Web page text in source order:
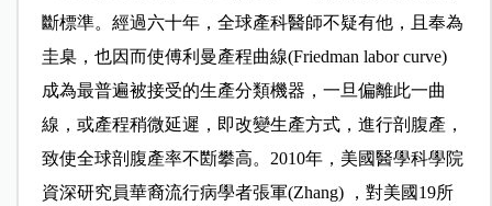
斷標準。經過六十年，全球產科醫師不疑有他，且奉為
圭臬，也因而使傅利曼產程曲線(Friedman labor curve)
成為最普遍被接受的生產分類機器，一旦偏離此一曲
線，或產程稍微延遲，即改變生產方式，進行剖腹產，
致使全球剖腹產率不㫁攀高。2010年，美國醫學科學院
資深研究員華裔流行病學者張軍(Zhang) ，對美國19所